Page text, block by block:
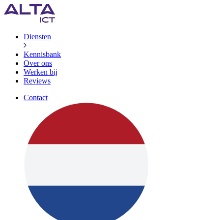
Diensten
Kennisbank
Over ons
Werken bij
Reviews
Contact